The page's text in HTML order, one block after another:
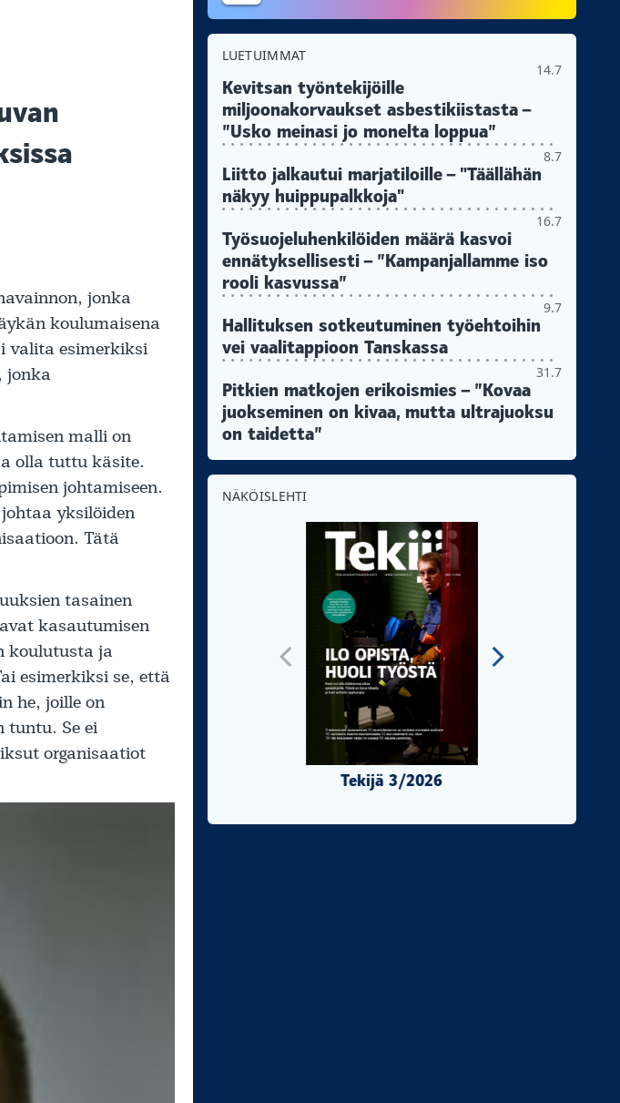
jonka
koulumaisena
valita esimerkiksi
jonka
malli on
olla tuttu käsite.
johtamiseen.
yksilöiden
Tätä
tasainen
kasautumisen
koulutusta ja
esimerkiksi se, että
he, joille on
tuntu. Se ei
organisaatiot
LUETUIMMAT
14.7
Kevitsan työntekijöille
miljoonakorvaukset asbestikiistasta –
”Usko meinasi jo monelta loppua”
8.7
Liitto jalkautui marjatiloille – "Täällähän
näkyy huippupalkkoja"
16.7
Työsuojeluhenkilöiden määrä kasvoi
ennätyksellisesti – ”Kampanjallamme iso
rooli kasvussa”
9.7
Hallituksen sotkeutuminen työehtoihin
vei vaalitappioon Tanskassa
31.7
Pitkien matkojen erikoismies – ”Kovaa
juokseminen on kivaa, mutta ultrajuoksu
on taidetta”
NÄKÖISLEHTI
Tekijä 3/2026